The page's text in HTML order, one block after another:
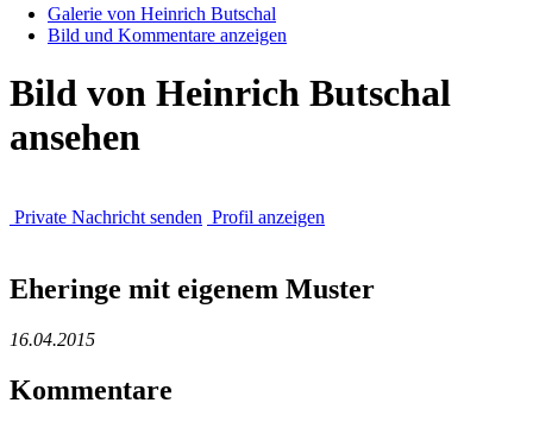
Galerie von Heinrich Butschal
Bild und Kommentare anzeigen
Bild von Heinrich Butschal
ansehen
Private Nachricht senden Profil anzeigen
Eheringe mit eigenem Muster
16.04.2015
Kommentare